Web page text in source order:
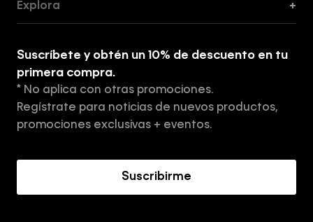
Tiendas
Aviso de privacidad
Términos y Condiciones
Explora +
Suscríbete y obtén un 10% de descuento en tu
primera compra.
* No aplica con otras promociones.
Regístrate para noticias de nuevos productos,
promociones exclusivas + eventos.
Suscribirme